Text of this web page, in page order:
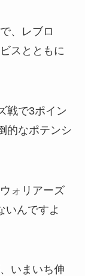
、レブロ
スとともに
戦で3ポイン
的なポテンシ
ォリアーズ
いんですよ
いまいち伸